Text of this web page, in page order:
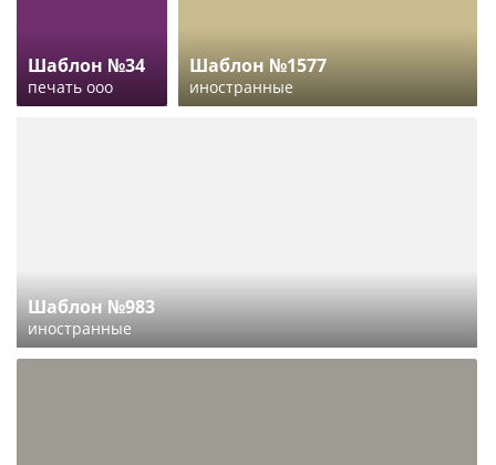
Шаблон №34
печать ооо
Шаблон №1577
иностранные
Шаблон №983
иностранные